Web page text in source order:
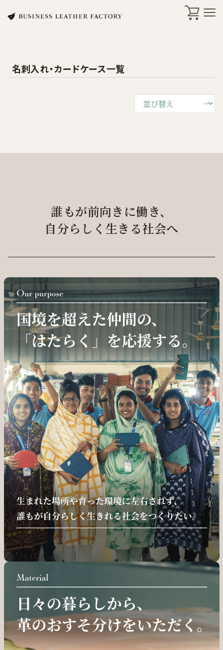
search
採用情報
お気に入り
名刺入れ・カードケース一覧
誰もが前向きに働き、
自分らしく生きる社会へ